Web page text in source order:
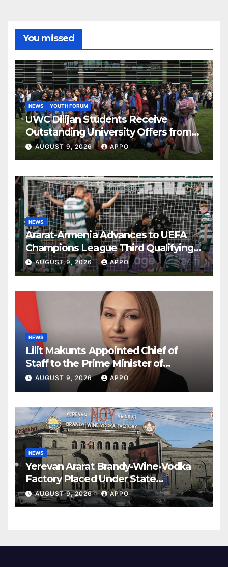
You missed
NEWS YOUTH FORUM
UWC Dilijan Students Receive
Outstanding University Offers from
the World’s Leading Institutions
AUGUST 9, 2026 APPO
NEWS
Ararat-Armenia Advances to UEFA
Champions League Third Qualifying
Round
AUGUST 9, 2026 APPO
NEWS
Lilit Makunts Appointed Chief of
Staff to the Prime Minister of
Armenia
AUGUST 9, 2026 APPO
NEWS
Yerevan Ararat Brandy-Wine-Vodka
Factory Placed Under State
Administration
AUGUST 9, 2026 APPO